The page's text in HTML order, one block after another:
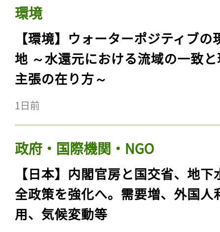
環境
【環境】ウォーターポジティブの
地 ～水還元における流域の一致
主張の在り方～
1日前
政府・国際機関・NGO
【日本】内閣官房と国交省、地下
全政策を強化へ。需要増、外国人
用、気候変動等